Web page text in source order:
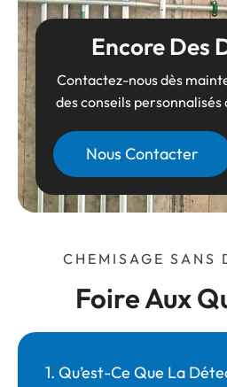
Encore Des
Contactez-nous dès
des conseils personnalisés
Nous Contacter
CHEMISAGE SANS
Foire Aux
1. Qu’est-Ce Que La